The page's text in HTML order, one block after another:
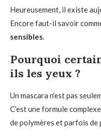
Heureusement, il existe
Encore faut-il savoir
sensibles.
Pourquoi
ils les yeux ?
Un mascara n’est pas
C’est une formule
de polymères et parfois de